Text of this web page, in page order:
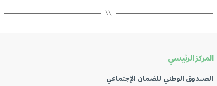
المركز الرئيسي
الصندوق الوطني للضمان الإجتماعي